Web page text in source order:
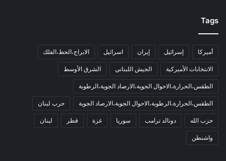
Tags
أميركا إسرائيل إيران اسرائيل الابراج،الحظ،الفلك
الانتخابات الأميركية الجيش اللبناني الشرق الأوسط
الطقس،الحرارة،الاحوال الجوية،الارصاد الجوية،الرطوبة
الطقس،الحرارة،الرطوبة،الاحوال الجوية،الارصاد الجوية حرب لبنان
حزب الله دونالد ترامب سوريا غزة قطر لبنان
واشنطن